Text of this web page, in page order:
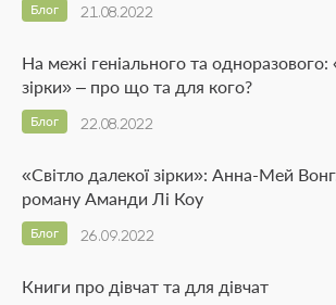
21.08.2022
Блог
На межі геніального та одноразового:
зірки» – про що та для кого?
22.08.2022
Блог
«Світло далекої зірки»: Анна-Мей
роману Аманди Лі Коу
26.09.2022
Блог
Книги про дівчат та для дівчат